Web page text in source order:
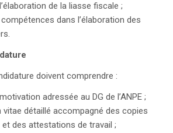
de la liasse fiscale ;
dans l’élaboration des
doivent comprendre :
adressée au DG de l’ANPE ;
vitae détaillé accompagné des copies
des attestations de travail ;